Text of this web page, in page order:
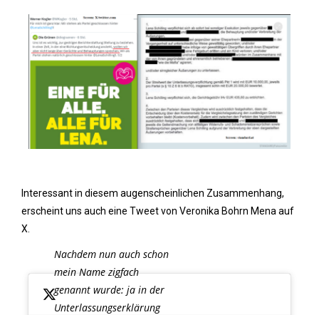
Interessant in diesem augenscheinlichen Zusammenhang,
erscheint uns auch eine Tweet von Veronika Bohrn Mena auf
X.
Nachdem nun auch schon
mein Name zigfach
genannt wurde: ja in der
Unterlassungserklärung